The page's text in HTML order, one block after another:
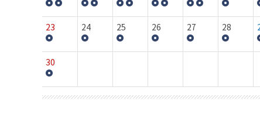
23 24 25 26 27 28
30